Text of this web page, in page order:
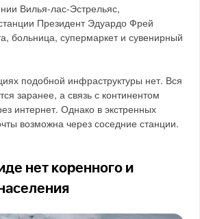
Вилья-лас-Эстрельяс,
Президент Эдуардо Фрей
больница, супермаркет и сувенирный
подобной инфраструктуры нет. Вся
заранее, а связь с континентом
интернет. Однако в экстренных
возможна через соседние станции.
нет коренного и